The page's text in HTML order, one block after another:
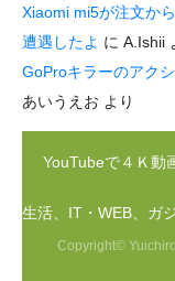
Xiaomi mi5が注文か
遭遇したよ に A.Ishii
GoProキラーのアク
あいうえお より
YouTubeで４Ｋ動
生活、IT・WEB、ガ
Copyright©